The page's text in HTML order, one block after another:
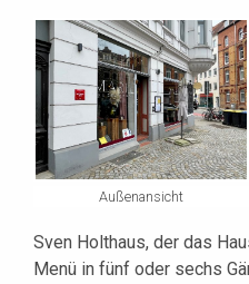
Außenansicht
Sven Holthaus, der das
Menü in fünf oder sechs